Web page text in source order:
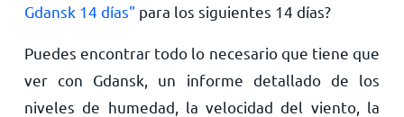
Gdansk 14 días" para los siguientes 14 días?
Puedes encontrar todo lo necesario que tiene que
ver con Gdansk, un informe detallado de los
niveles de humedad, la velocidad del viento, la